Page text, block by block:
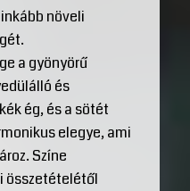
növeli
a gyönyörű
és
ég, és a sötét
elegye, ami
Színe
összetételétől